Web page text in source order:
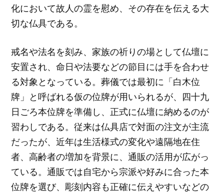
化において故人の霊を慰め、その存在を伝える大
切な仏具である。
戒名や法名を刻み、家族の祈りの場として仏壇に
安置され、命日や法要などの節目には手を合わせ
る対象となっている。葬儀では最初に「白木位
牌」と呼ばれる仮の位牌が用いられるが、四十九
日ごろ本位牌を準備し、正式に仏壇に納めるのが
習わしである。従来は仏具店で対面の注文が主流
だったが、近年は生活様式の変化や遠隔地在住
者、高齢者の増加を背景に、通販の活用が広がっ
ている。通販では自宅から宗派や好みに合った本
位牌を選び、彫刻内容も正確に伝えやすいなどの